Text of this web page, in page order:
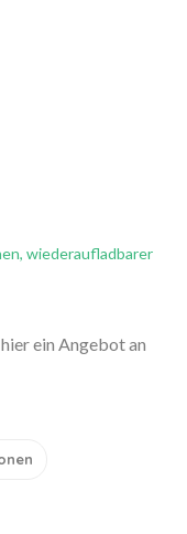
wiederaufladbarer
ein Angebot an